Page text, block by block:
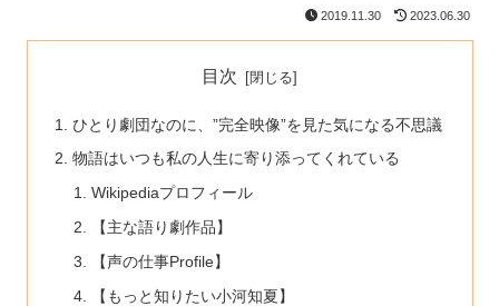
2019.11.30 2023.06.30
目次
ひとり劇団なのに、”完全映像”を見た気になる不思議
物語はいつも私の人生に寄り添ってくれている
Wikipediaプロフィール
【主な語り劇作品】
【声の仕事Profile】
【もっと知りたい小河知夏】